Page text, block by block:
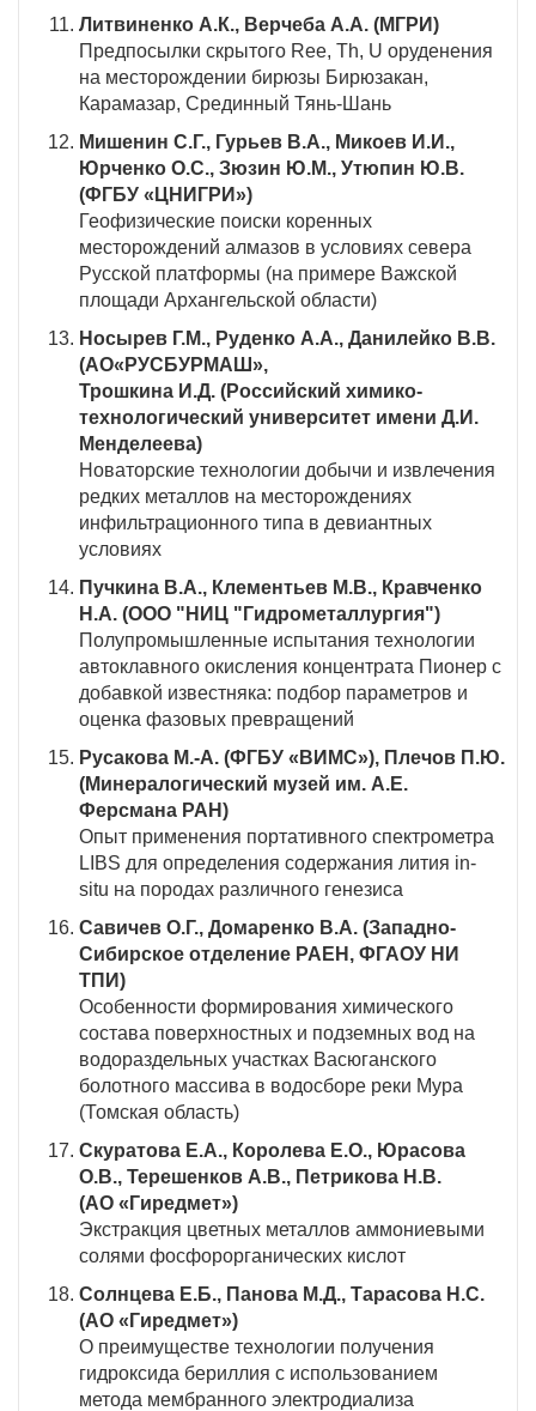
Литвиненко А.К., Верчеба А.А. (МГРИ)
Предпосылки скрытого Ree, Th, U оруденения
на месторождении бирюзы Бирюзакан,
Карамазар, Срединный Тянь-Шань
Мишенин С.Г., Гурьев В.А., Микоев И.И.,
Юрченко О.С., Зюзин Ю.М., Утюпин Ю.В.
(ФГБУ «ЦНИГРИ»)
Геофизические поиски коренных
месторождений алмазов в условиях севера
Русской платформы (на примере Важской
площади Архангельской области)
Носырев Г.М., Руденко А.А., Данилейко В.В.
(АО«РУСБУРМАШ»,
Трошкина И.Д. (Российский химико-
технологический университет имени Д.И.
Менделеева)
Новаторские технологии добычи и извлечения
редких металлов на месторождениях
инфильтрационного типа в девиантных
условиях
Пучкина В.А., Клементьев М.В., Кравченко
Н.А. (ООО "НИЦ "Гидрометаллургия")
Полупромышленные испытания технологии
автоклавного окисления концентрата Пионер с
добавкой известняка: подбор параметров и
оценка фазовых превращений
Русакова М.-А. (ФГБУ «ВИМС»), Плечов П.Ю.
(Минералогический музей им. А.Е.
Ферсмана РАН)
Опыт применения портативного спектрометра
LIBS для определения содержания лития in-
situ на породах различного генезиса
Савичев О.Г., Домаренко В.А. (Западно-
Сибирское отделение РАЕН, ФГАОУ НИ
ТПИ)
Особенности формирования химического
состава поверхностных и подземных вод на
водораздельных участках Васюганского
болотного массива в водосборе реки Мура
(Томская область)
Скуратова Е.А., Королева Е.О., Юрасова
О.В., Терешенков А.В., Петрикова Н.В.
(АО «Гиредмет»)
Экстракция цветных металлов аммониевыми
солями фосфорорганических кислот
Солнцева Е.Б., Панова М.Д., Тарасова Н.С.
(АО «Гиредмет»)
О преимуществе технологии получения
гидроксида бериллия с использованием
метода мембранного электродиализа